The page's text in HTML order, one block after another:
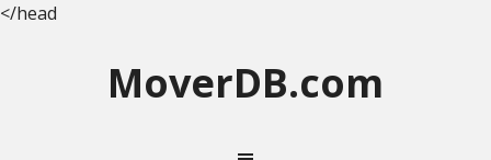
</head
MoverDB.com